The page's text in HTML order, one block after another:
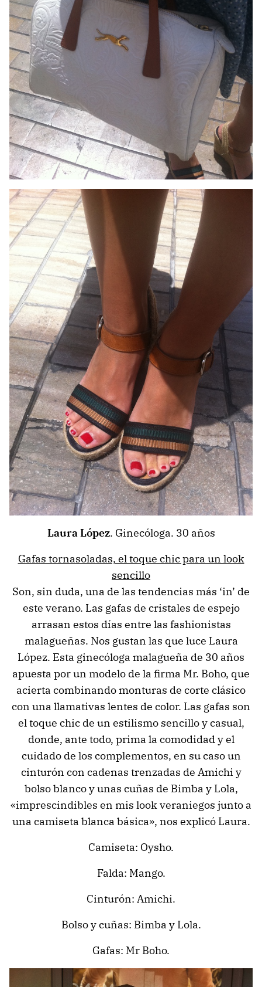
Laura López. Ginecóloga. 30 años
Gafas tornasoladas, el toque chic para un look
sencillo
Son, sin duda, una de las tendencias más ‘in’ de
este verano. Las gafas de cristales de espejo
arrasan estos días entre las fashionistas
malagueñas. Nos gustan las que luce Laura
López. Esta ginecóloga malagueña de 30 años
apuesta por un modelo de la firma Mr. Boho, que
acierta combinando monturas de corte clásico
con una llamativas lentes de color. Las gafas son
el toque chic de un estilismo sencillo y casual,
donde, ante todo, prima la comodidad y el
cuidado de los complementos, en su caso un
cinturón con cadenas trenzadas de Amichi y
bolso blanco y unas cuñas de Bimba y Lola,
«imprescindibles en mis look veraniegos junto a
una camiseta blanca básica», nos explicó Laura.
Camiseta: Oysho.
Falda: Mango.
Cinturón: Amichi.
Bolso y cuñas: Bimba y Lola.
Gafas: Mr Boho.